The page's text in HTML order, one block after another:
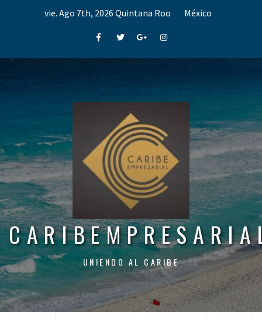
vie. Ago 7th, 2026 Quintana Roo México
FacebookTwitterGoogle+Instagram
UNIENDO AL CARIBE